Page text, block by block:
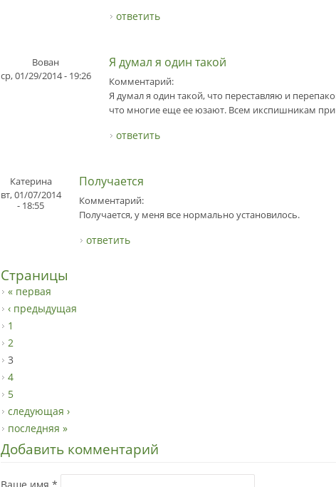
ответить
Вован
ср, 01/29/2014 - 19:26
Я думал я один такой
Комментарий:
Я думал я один такой, что переставляю и
что многие еще ее юзают. Всем икспишникам
ответить
Катерина
вт, 01/07/2014
- 18:55
Получается
Комментарий:
Получается, у меня все нормально установилось.
ответить
Страницы
« первая
‹ предыдущая
1
2
3
4
5
следующая ›
последняя »
Добавить комментарий